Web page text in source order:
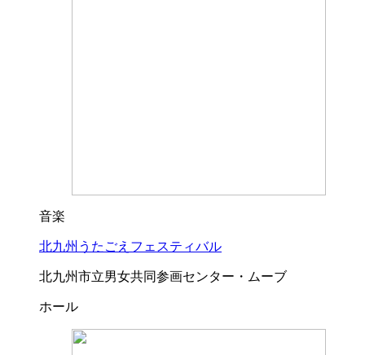
音楽
北九州うたごえフェスティバル
北九州市立男女共同参画センター・ムーブ
ホール